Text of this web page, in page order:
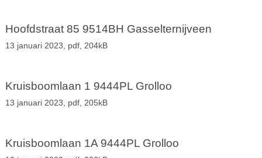
Hoofdstraat 85 9514BH Gasselternijveen
13 januari 2023, pdf, 204kB
Kruisboomlaan 1 9444PL Grolloo
13 januari 2023, pdf, 205kB
Kruisboomlaan 1A 9444PL Grolloo